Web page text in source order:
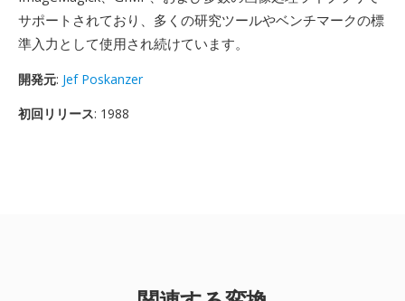
サポートされており、多くの研究ツールやベンチマークの標
準入力として使用され続けています。
開発元: Jef Poskanzer
初回リリース: 1988